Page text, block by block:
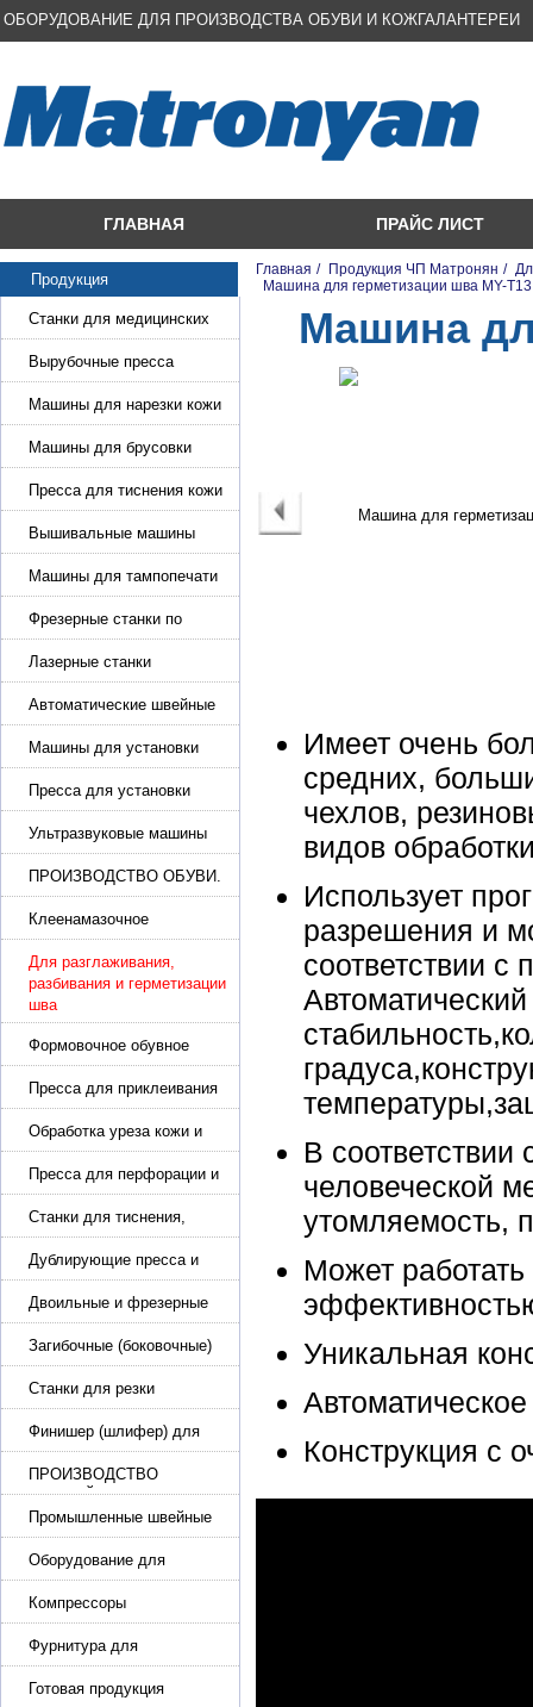
ОБОРУДОВАНИЕ ДЛЯ ПРОИЗВОДСТВА ОБУВИ И КОЖГАЛАНТЕРЕИ
ГЛАВНАЯ ПРАЙС ЛИСТ
Продукция
Станки для медицинских
масок
Вырубочные пресса
Машины для нарезки кожи
и стропы
Машины для брусовки
кожи,меха,поролона
Пресса для тиснения кожи
Вышивальные машины
Машины для тампопечати
Фрезерные станки по
металлу
Лазерные станки
Автоматические швейные
машины с программным
управлением
Машины для установки
жемчуга, бусин, заклепок и
фурнитура
Пресса для установки
фурнитуры: блочка,
люверсы, петля
Ультразвуковые машины
для сварки
ПРОИЗВОДСТВО ОБУВИ.
Машины для изготовления
обуви
Клеенамазочное
оборудование и активаторы
клея
Для разглаживания,
разбивания и герметизации
шва
Формовочное обувное
оборудование
Пресса для приклеивания
подошвы и прибивки
каблука
Обработка уреза кожи и
покрасочные камеры
Пресса для перфорации и
тиснения
Станки для тиснения,
нанесения логотипа и
нумераторы
Дублирующие пресса и
утюги для разглаживания
кожи
Двоильные и фрезерные
машины для слоения и
фрезерования кожи
Загибочные (боковочные)
машины для стельки,
кошельков, сумок
Станки для резки
кожи.Станки для резки
стропы
Финишер (шлифер) для
обуви
ПРОИЗВОДСТВО
РЕМНЕЙ, СУМОК,
КОЖГАЛАНТЕРЕИ
Промышленные швейные
машины для кожи, обуви
Оборудование для
производства и резки
эластичной ленты и стропы
Компрессоры
Фурнитура для
производства ремней
Готовая продукция
Главная / Продукция ЧП Матронян /
Машина для герметизации шва MY-T13
Машина
Имеет очень
средних,
чехлов,
видов
Использует
разрешения и
соответствии с
В
человеческой
утомляемость,
Может
Уникальная
Конструкция с